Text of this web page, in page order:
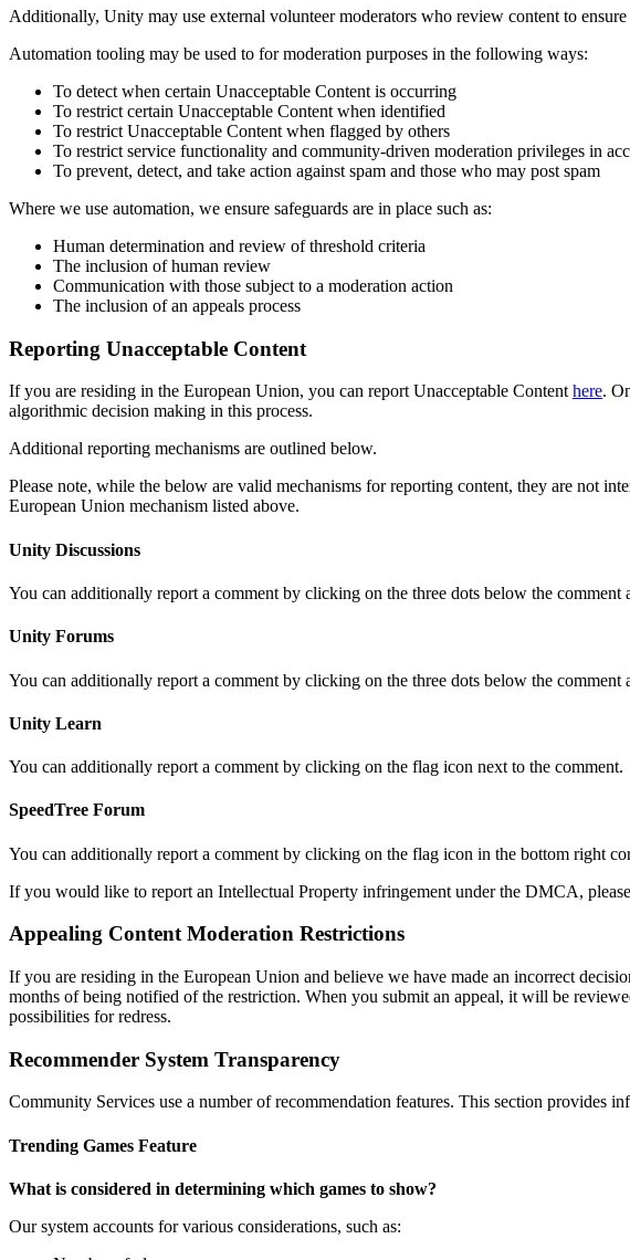
Additionally, Unity may use external volunteer moderators who review content to
Automation tooling may be used to for moderation purposes in the following ways:
To detect when certain Unacceptable Content is occurring
To restrict certain Unacceptable Content when identified
To restrict Unacceptable Content when flagged by others
To restrict service functionality and community-driven moderation privileges in
To prevent, detect, and take action against spam and those who may post spam
Where we use automation, we ensure safeguards are in place such as:
Human determination and review of threshold criteria
The inclusion of human review
Communication with those subject to a moderation action
The inclusion of an appeals process
Reporting Unacceptable Content
If you are residing in the European Union, you can report Unacceptable Contenthere.
algorithmic decision making in this process.
Additional reporting mechanisms are outlined below.
Please note, while the below are valid mechanisms for reporting content, they are not
European Union mechanism listed above.
Unity Discussions
You can additionally report a comment by clicking on the three dots below the
Unity Forums
You can additionally report a comment by clicking on the three dots below the
Unity Learn
You can additionally report a comment by clicking on the flag icon next to the comment.
SpeedTree Forum
You can additionally report a comment by clicking on the flag icon in the bottom right
If you would like to report an Intellectual Property infringement under the DMCA,
Appealing Content Moderation Restrictions
If you are residing in the European Union and believe we have made an incorrect
months of being notified of the restriction. When you submit an appeal, it will be
possibilities for redress.
Recommender System Transparency
Community Services use a number of recommendation features. This section provides
Trending Games Feature
What is considered in determining which games to show?
Our system accounts for various considerations, such as: